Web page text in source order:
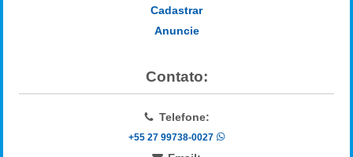
Cadastrar
Anuncie
Contato:
Telefone:
+55 27 99738-0027